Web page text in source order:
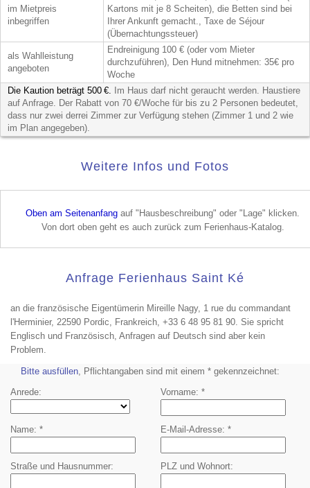
im Mietpreis
inbegriffen
Kartons mit je 8 Scheiten), die Betten sind bei
Ihrer Ankunft gemacht., Taxe de Séjour
(Übernachtungssteuer)
als Wahlleistung
angeboten
Endreinigung 100 € (oder vom Mieter
durchzuführen), Den Hund mitnehmen: 35€ pro
Woche
Die Kaution beträgt 500 €. Im Haus darf nicht geraucht werden. Haustiere
auf Anfrage. Der Rabatt von 70 €/Woche für bis zu 2 Personen bedeutet,
dass nur zwei derrei Zimmer zur Verfügung stehen (Zimmer 1 und 2 wie
im Plan angegeben).
Weitere Infos und Fotos
Oben am Seitenanfang auf "Hausbeschreibung" oder "Lage" klicken.
Von dort oben geht es auch zurück zum Ferienhaus-Katalog.
Anfrage Ferienhaus Saint Ké
an die französische Eigentümerin Mireille Nagy, 1 rue du commandant
l'Herminier, 22590 Pordic, Frankreich, +33 6 48 95 81 90. Sie spricht
Englisch und Französisch, Anfragen auf Deutsch sind aber kein
Problem.
Bitte ausfüllen, Pflichtangaben sind mit einem * gekennzeichnet:
Anrede
Vorname
Name E-Mail-Adresse
Straße und Hausnummer PLZ und Wohnort